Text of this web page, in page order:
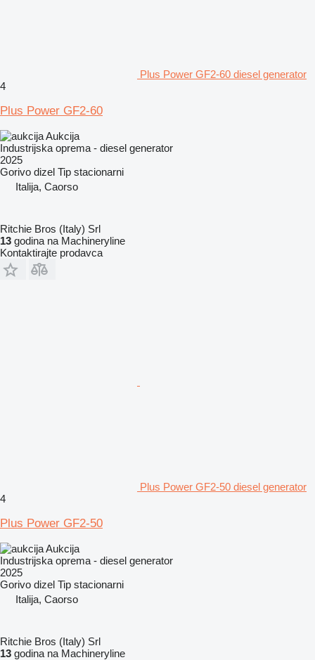
Plus Power GF2-60 diesel generator
4
Plus Power GF2-60
Aukcija
Industrijska oprema - diesel generator
2025
Gorivo dizel Tip stacionarni
Italija, Caorso
Ritchie Bros (Italy) Srl
13 godina na Machineryline
Kontaktirajte prodavca
Plus Power GF2-50 diesel generator
4
Plus Power GF2-50
Aukcija
Industrijska oprema - diesel generator
2025
Gorivo dizel Tip stacionarni
Italija, Caorso
Ritchie Bros (Italy) Srl
13 godina na Machineryline